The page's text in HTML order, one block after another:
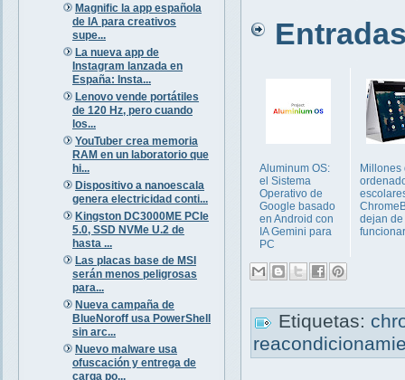
Magnific la app española
de IA para creativos
supe...
La nueva app de
Instagram lanzada en
España: Insta...
Lenovo vende portátiles
de 120 Hz, pero cuando
los...
YouTuber crea memoria
RAM en un laboratorio que
hi...
Dispositivo a nanoescala
genera electricidad conti...
Kingston DC3000ME PCIe
5.0, SSD NVMe U.2 de
hasta ...
Las placas base de MSI
serán menos peligrosas
para...
Nueva campaña de
BlueNoroff usa PowerShell
sin arc...
Nuevo malware usa
ofuscación y entrega de
carga po...
Entradas
Aluminum OS:
el Sistema
Operativo de
Google basado
en Android con
IA Gemini para
PC
Millones
dejan de
funcionar
Etiquetas: